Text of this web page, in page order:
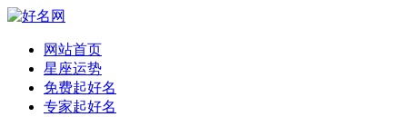
网站首页
星座运势
免费起好名
专家起好名